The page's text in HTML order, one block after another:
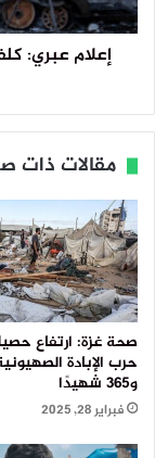
مقالات ذات
صحة غزة: ارتفاع
و365 شهيدًا
فبراير 28, 2025